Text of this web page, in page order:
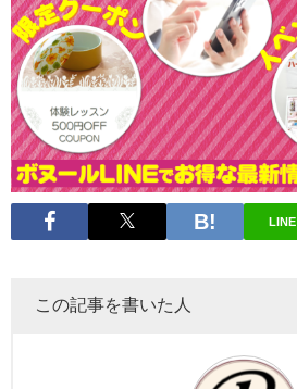
LINE
この記事を書いた人